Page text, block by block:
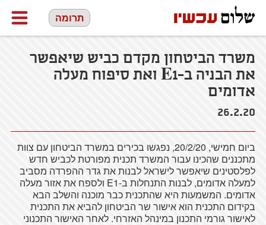
תרומה
משרד הביטחון מקדם כביש שיאפשר
את הבניה ב-E1 ואת סיפוח מעלה
אדומים
26.2.20
ביום חמישי, 20/2/20, נפגשו בכירים במשרד הביטחון עם צוות
מתכננים שהכינו עבור המשרד תכנית מפורטת לכביש חדש
לפלסטינים שיאפשר לישראל לבנות את גדר ההפרדה מסביב
למעלה אדומים, לבנות התנחלות ב-E1 ולספח את אזור מעלה
אדומים. המשמעות היא שהתכנית כבר מוכנה והשלב הבא
בקידום התכנית הוא אישור שר הביטחון להביא את התכנית
לאישור גורמי התכנון במינהל האזרחי. לאחר האישור התכנוני